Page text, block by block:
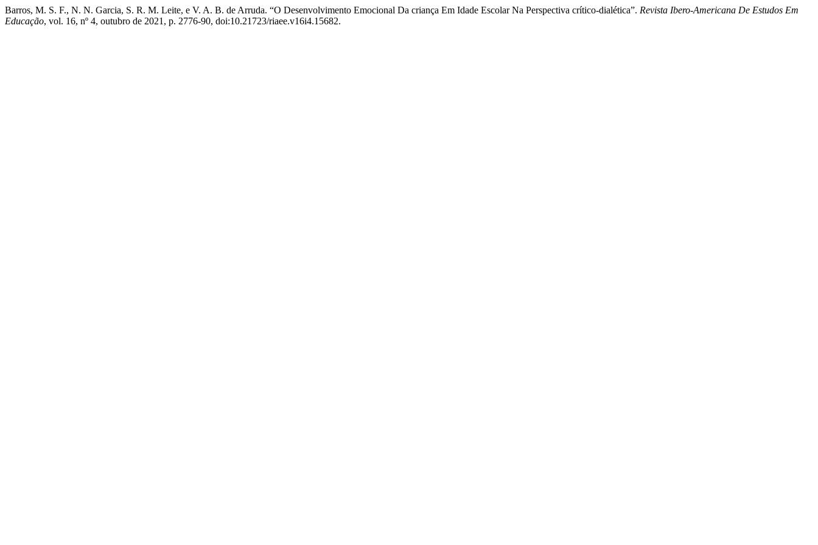
Barros, M. S. F., N. N. Garcia, S. R. M. Leite, e V. A. B. de Arruda. “O Desenvolvimento Emocional Da criança Em Idade Escolar Na Perspectiva crítico-dialética”. Revista Ibero-Americana De Estudos Em
Educação, vol. 16, nº 4, outubro de 2021, p. 2776-90, doi:10.21723/riaee.v16i4.15682.